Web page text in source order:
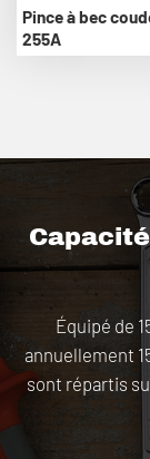
Pince à bec
255A
Équipé de
annuellement
sont répartis